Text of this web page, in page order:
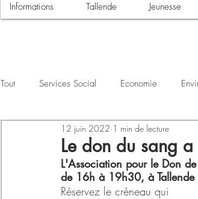
Informations Tallende Jeunesse
Tout Services Social Economie
Santé - Covid-19 Culture Manifestations
Le don du sang
12 juin 2022 1 min de lecture
L'Association pour le Don
de 16h à 19h30, à Tallende
Réservez le créneau qui